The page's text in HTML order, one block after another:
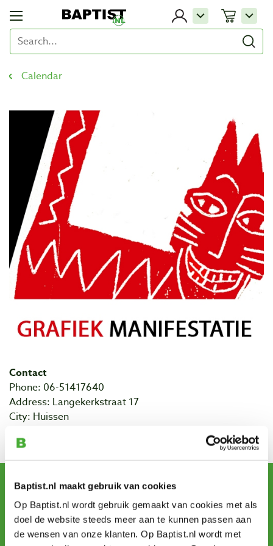
Baptist.nl maakt gebruik van cookies
Op Baptist.nl wordt gebruik gemaakt van cookies met als
doel de website steeds meer aan te kunnen passen aan
de wensen van onze klanten. Op Baptist.nl wordt met
Calendar
Contact
Phone: 06-51417640
Address: Langekerkstraat 17
City: Huissen
Website Lingewart
Sign up for our newsletter
and receive offers, new products and tips.